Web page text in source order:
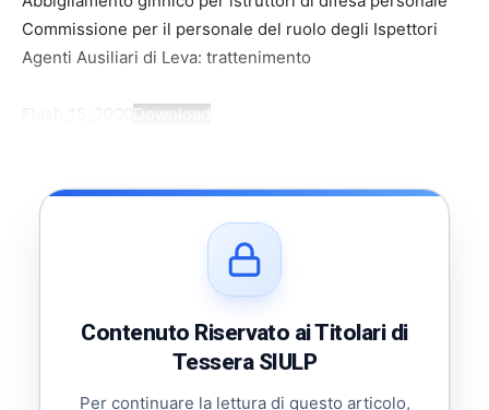
Commissione per il personale del ruolo degli Ispettori
Agenti Ausiliari di Leva: trattenimento
Flash_15_2000Download
Contenuto Riservato ai Titolari di
Tessera SIULP
Per continuare la lettura di questo articolo,